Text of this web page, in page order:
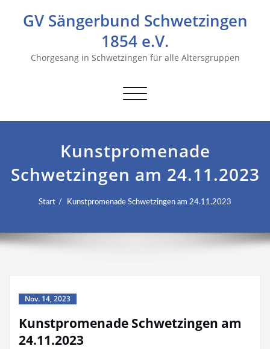
GV Sängerbund Schwetzingen
1854 e.V.
Chorgesang in Schwetzingen für alle Altersgruppen
Navigation
Kunstpromenade
Schwetzingen am 24.11.2023
Start Kunstpromenade Schwetzingen am 24.11.2023
Nov. 14, 2023
Kunstpromenade Schwetzingen am
24.11.2023